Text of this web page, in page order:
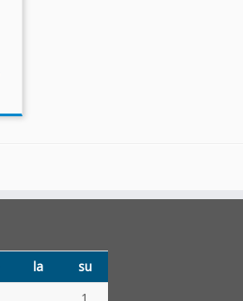
la
su